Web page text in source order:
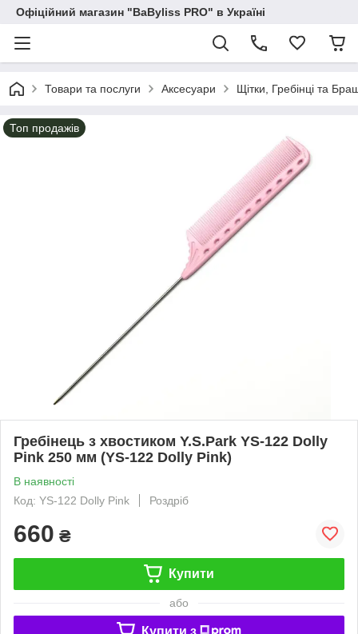
Офіційний магазин "BaByliss PRO" в Україні
Товари та послуги Аксесуари Щітки, Гребінці та
Топ продажів
Гребінець з хвостиком Y.S.Park YS-122 Dolly
Pink 250 мм (YS-122 Dolly Pink)
В наявності
Код: YS-122 Dolly Pink
Роздріб
660 ₴
Купити
або
Купити з